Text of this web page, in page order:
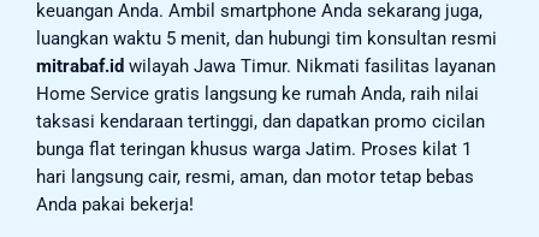
keuangan Anda. Ambil smartphone Anda sekarang juga,
luangkan waktu 5 menit, dan hubungi tim konsultan resmi
mitrabaf.id wilayah Jawa Timur. Nikmati fasilitas layanan
Home Service gratis langsung ke rumah Anda, raih nilai
taksasi kendaraan tertinggi, dan dapatkan promo cicilan
bunga flat teringan khusus warga Jatim. Proses kilat 1
hari langsung cair, resmi, aman, dan motor tetap bebas
Anda pakai bekerja!